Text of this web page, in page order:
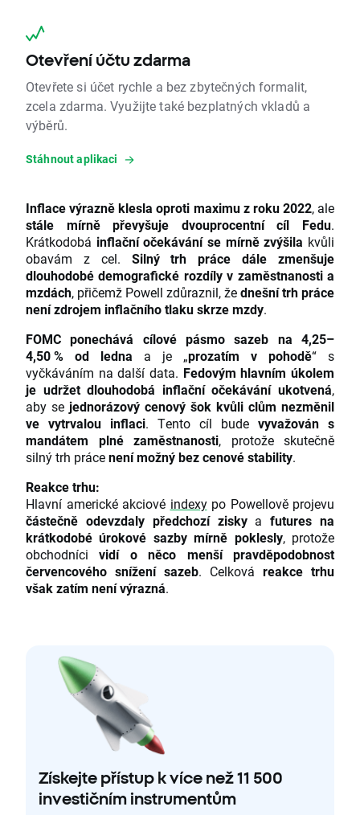
Otevření účtu zdarma
Otevřete si účet rychle a bez zbytečných formalit,
zcela zdarma. Využijte také bezplatných vkladů a
výběrů.
Stáhnout aplikaci
Inflace výrazně klesla oproti maximu z roku 2022, ale
stále mírně převyšuje dvouprocentní cíl Fedu.
Krátkodobá inflační očekávání se mírně zvýšila kvůli
obavám z cel. Silný trh práce dále zmenšuje
dlouhodobé demografické rozdíly v zaměstnanosti a
mzdách, přičemž Powell zdůraznil, žednešní trh práce
není zdrojem inflačního tlaku skrze mzdy.
FOMC ponechává cílové pásmo sazeb na 4,25–
4,50 % od ledna a je „prozatím v pohodě“ s
vyčkáváním na další data. Fedovým hlavním úkolem
je udržet dlouhodobá inflační očekávání ukotvená,
aby se jednorázový cenový šok kvůli clům nezměnil
ve vytrvalou inflaci. Tento cíl bude vyvažován s
mandátem plné zaměstnanosti, protože skutečně
silný trh prácenení možný bez cenové stability.
Reakce trhu:
Hlavní americké akciové indexypo Powellově projevu
částečně odevzdaly předchozí ziskyafutures na
krátkodobé úrokové sazby mírně poklesly, protože
obchodnícividí o něco menší pravděpodobnost
červencového snížení sazeb. Celková reakce trhu
však zatím není výrazná.
Získejte přístup k více než 11 500
investičním instrumentům